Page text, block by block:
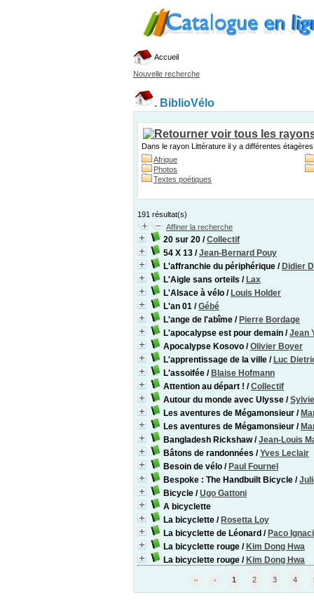
Accueil
Nouvelle recherche
. BiblioVélo
Dans le rayon Littérature il y a différentes
Afrique
Photos
Textes poétiques
191 résultat(s)
Affiner la recherche
20 sur 20 /Collectif
54 X 13 /Jean-Bernard Pouy
L'affranchie du périphérique / Didier
L'Aigle sans orteils / Lax
L'Alsace à vélo / Louis Holder
L'an 01 /Gébé
L'ange de l'abîme / Pierre Bordage
L'apocalypse est pour demain /Jean
Apocalypse Kosovo /Olivier Boyer
L'apprentissage de la ville / Luc
L'assoifée / Blaise Hofmann
Attention au départ ! /Collectif
Autour du monde avec Ulysse /
Les aventures de Mégamonsieur /
Les aventures de Mégamonsieur /
Bangladesh Rickshaw/Jean-Louis
Bâtons de randonnées /Yves Leclair
Besoin de vélo / Paul Fournel
Bespoke : The Handbuilt Bicycle /
Bicycle /Ugo Gattoni
A bicyclette
La bicyclette / Rosetta Loy
La bicyclette de Léonard / Paco
La bicyclette rouge / Kim Dong Hwa
La bicyclette rouge / Kim Dong Hwa
1 2 3 4